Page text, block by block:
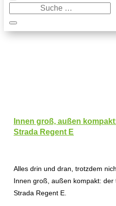
Innen groß, außen
Strada Regent E
Alles drin und dran, trotzdem
Innen groß, außen kompakt: der
Strada Regent E.